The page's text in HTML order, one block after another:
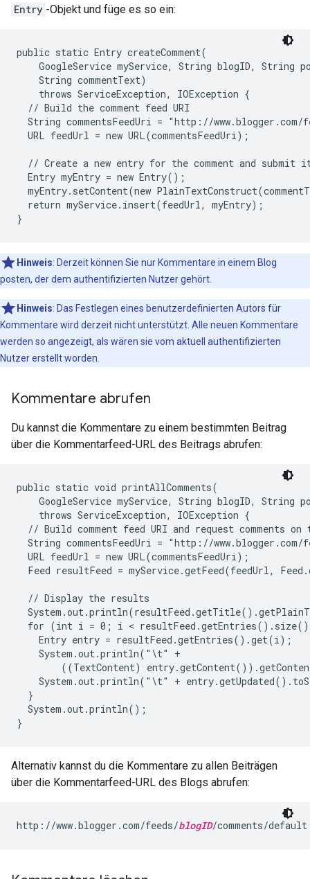
Entry -Objekt und füge es so ein:
public static Entry createComment(
GoogleService myService, String blogID, String
    String commentText)
    throws ServiceException, IOException {
  // Build the comment feed URI
String commentsFeedUri = "http://
  URL feedUrl = new URL(commentsFeedUri);
// Create a new entry for the comment and submit
  Entry myEntry = new Entry();
myEntry.setContent(new
  return myService.insert(feedUrl, myEntry);
Hinweis: Derzeit können Sie nur Kommentare in einem Blog
posten, der dem authentifizierten Nutzer gehört.
Hinweis: Das Festlegen eines benutzerdefinierten Autors für
Kommentare wird derzeit nicht unterstützt. Alle neuen Kommentare
werden so angezeigt, als wären sie vom aktuell authentifizierten
Nutzer erstellt worden.
Kommentare abrufen
Du kannst die Kommentare zu einem bestimmten Beitrag
über die Kommentarfeed-URL des Beitrags abrufen:
public static void printAllComments(
GoogleService myService, String blogID, String
    throws ServiceException, IOException {
// Build comment feed URI and request comments on
String commentsFeedUri = "http://
  URL feedUrl = new URL(commentsFeedUri);
Feed resultFeed = myService.getFeed(feedUrl,
  // Display the results
for (int i = 0; i <
    Entry entry = resultFeed.getEntries().get(i);
    System.out.println("\t" +
((TextContent)
System.out.println("\t" +
  }
  System.out.println();
Alternativ kannst du die Kommentare zu allen Beiträgen
über die Kommentarfeed-URL des Blogs abrufen:
http://www.blogger.com/feeds/blogID